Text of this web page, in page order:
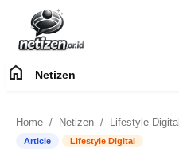
Panduan Komunitas
home Netizen
Home Netizen Lifestyle Digital
Article Lifestyle Digital